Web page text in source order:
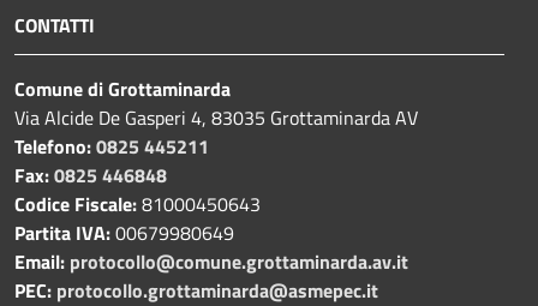
CONTATTI
Comune di Grottaminarda
Via Alcide De Gasperi 4, 83035 Grottaminarda AV
Telefono:0825 445211
Fax:0825 446848
Codice Fiscale:81000450643
Partita IVA:00679980649
Email: protocollo@comune.grottaminarda.av.it
PEC: protocollo.grottaminarda@asmepec.it